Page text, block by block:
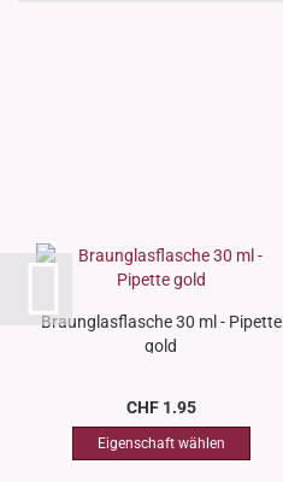
Braunglasflasche 30 ml - Pipette
gold
CHF 1.95